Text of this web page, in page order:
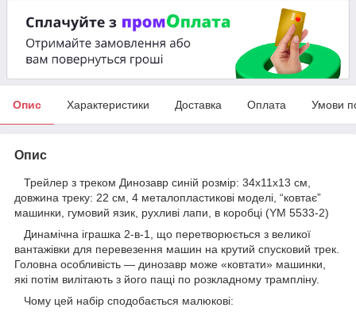
Опис Характеристики Доставка Оплата Умови
Опис
Трейлер з треком Динозавр синій розмір: 34х11х13 см,
довжина треку: 22 см, 4 металопластикові моделі, “ковтає”
машинки, гумовий язик, рухливі лапи, в коробці (YM 5533-2)
Динамічна іграшка 2-в-1, що перетворюється з великої
вантажівки для перевезення машин на крутий спусковий трек.
Головна особливість — динозавр може «ковтати» машинки,
які потім вилітають з його пащі по розкладному трампліну.
Чому цей набір сподобається малюкові: